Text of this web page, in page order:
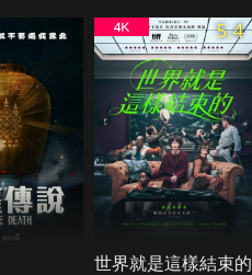
5.4
世界就是這樣結束的